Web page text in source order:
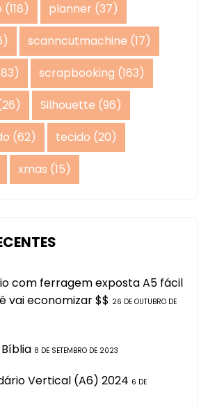
(118) planner (37)
scanncutmachine (17)
scrapbooking (163)
Silhouette (96)
(62) tecido (20)
xmas (15)
com ferragem exposta A5 fácil
vai economizar $$ 26 DE OUTUBRO DE
8 DE SETEMBRO DE 2023
Vertical (A6) 2024 6 DE